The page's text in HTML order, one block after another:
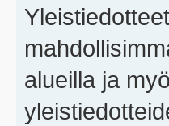
alueilla ja